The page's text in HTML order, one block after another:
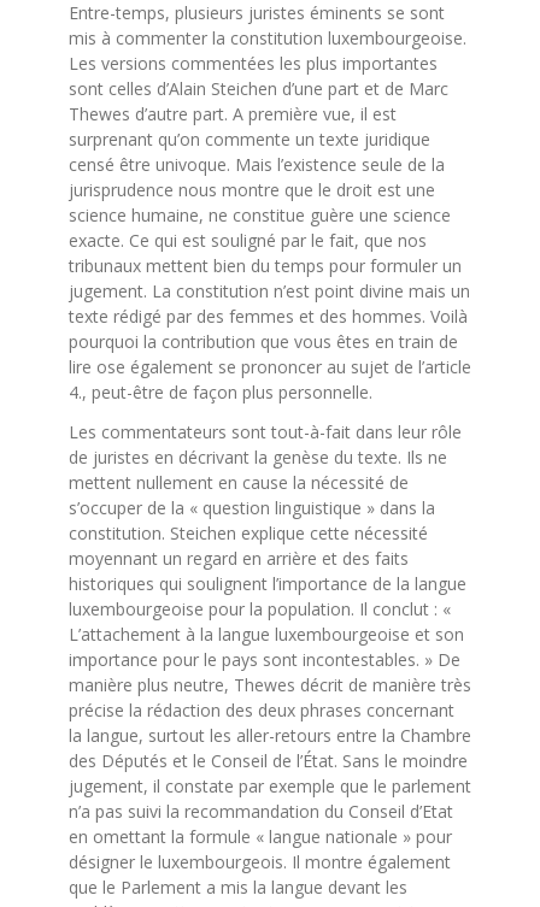
Entre-temps, plusieurs juristes éminents se sont
mis à commenter la constitution luxembourgeoise.
Les versions commentées les plus importantes
sont celles d’Alain Steichen d’une part et de Marc
Thewes d’autre part. A première vue, il est
surprenant qu’on commente un texte juridique
censé être univoque. Mais l’existence seule de la
jurisprudence nous montre que le droit est une
science humaine, ne constitue guère une science
exacte. Ce qui est souligné par le fait, que nos
tribunaux mettent bien du temps pour formuler un
jugement. La constitution n’est point divine mais un
texte rédigé par des femmes et des hommes. Voilà
pourquoi la contribution que vous êtes en train de
lire ose également se prononcer au sujet de l’article
4., peut-être de façon plus personnelle.
Les commentateurs sont tout-à-fait dans leur rôle
de juristes en décrivant la genèse du texte. Ils ne
mettent nullement en cause la nécessité de
s’occuper de la « question linguistique » dans la
constitution. Steichen explique cette nécessité
moyennant un regard en arrière et des faits
historiques qui soulignent l’importance de la langue
luxembourgeoise pour la population. Il conclut : «
L’attachement à la langue luxembourgeoise et son
importance pour le pays sont incontestables. » De
manière plus neutre, Thewes décrit de manière très
précise la rédaction des deux phrases concernant
la langue, surtout les aller-retours entre la Chambre
des Députés et le Conseil de l’État. Sans le moindre
jugement, il constate par exemple que le parlement
n’a pas suivi la recommandation du Conseil d’Etat
en omettant la formule « langue nationale » pour
désigner le luxembourgeois. Il montre également
que le Parlement a mis la langue devant les